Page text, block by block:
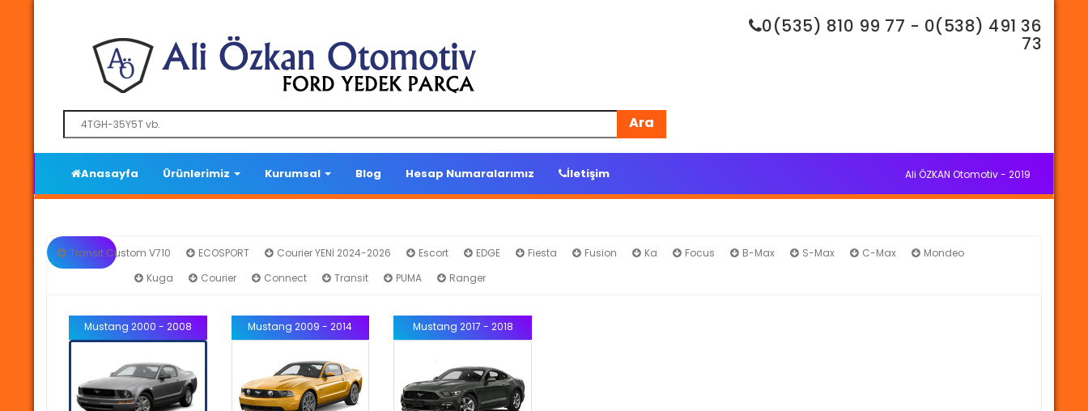
0(535) 810 99 77 - 0(538) 491 36
73
Ara
Anasayfa Ürünlerimiz Kurumsal Blog Hesap Numaralarımız İletişim Ali ÖZKAN Otomotiv - 2019
Transit Custom V710 ECOSPORT Courier YENİ 2024-2026 Escort EDGE Fiesta Fusion Ka Focus B-Max S-Max C-Max
Mondeo
Kuga Courier Connect Transit PUMA Ranger
Mustang 2000 - 2008 Mustang 2009 - 2014 Mustang 2017 - 2018